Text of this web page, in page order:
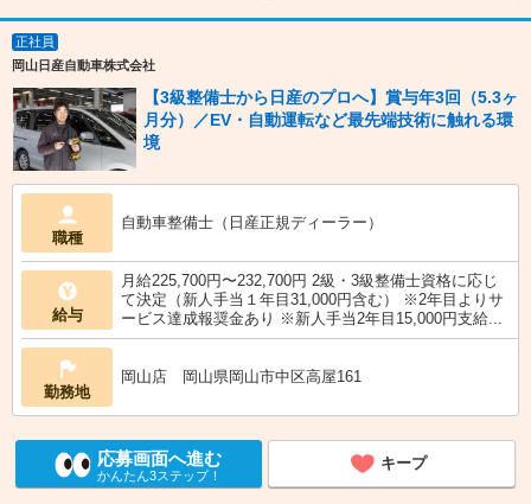
正社員
岡山日産自動車株式会社
【3級整備士から日産のプロへ】賞与年3回（5.3ヶ
月分）／EV・自動運転など最先端技術に触れる環
境
職種
自動車整備士（日産正規ディーラー）
給与
月給225,700円〜232,700円 2級・3級整備士資格に応じ
て決定（新人手当１年目31,000円含む） ※2年目よりサ
ービス達成報奨金あり ※新人手当2年目15,000円支給...
勤務地
岡山店 岡山県岡山市中区高屋161
応募画面へ進む
かんたん3ステップ！
キープ